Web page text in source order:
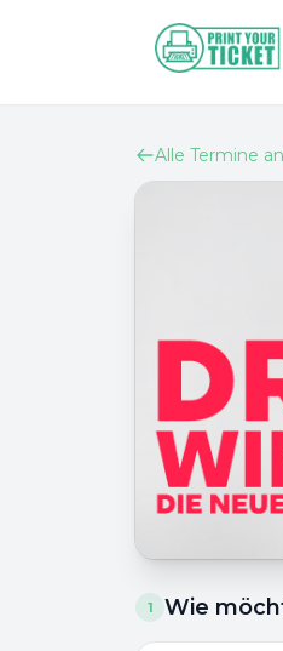
Zum Hauptinhalt
Alle Termine
1 Wie